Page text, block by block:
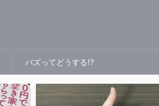
バズってどうする!?